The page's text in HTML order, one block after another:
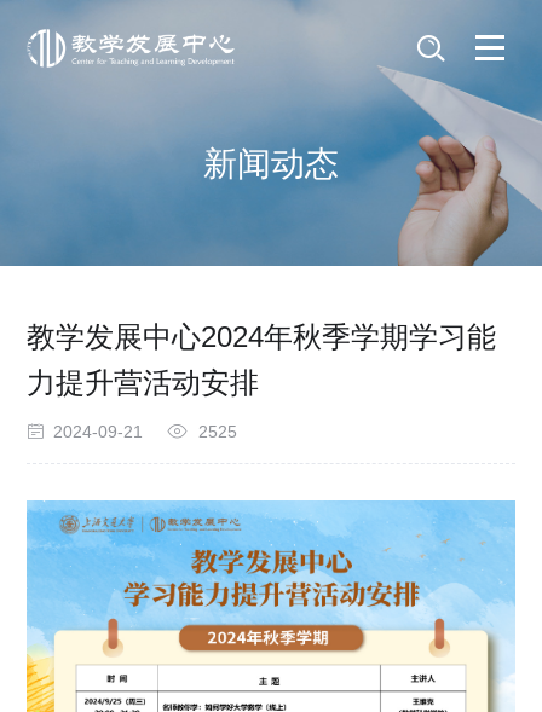
新闻动态
教学发展中心2024年秋季学期学习能
力提升营活动安排
2024-09-21 2525